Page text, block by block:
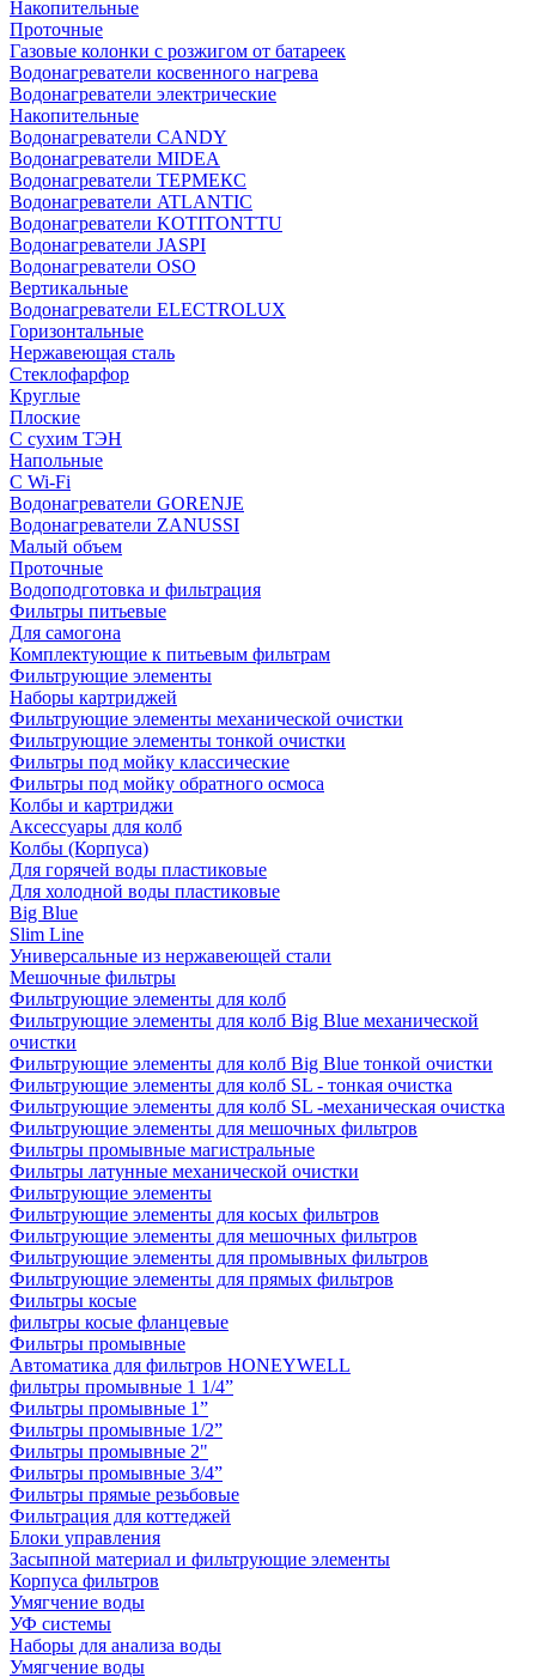
Накопительные
Проточные
Газовые колонки с розжигом от батареек
Водонагреватели косвенного нагрева
Водонагреватели электрические
Накопительные
Водонагреватели CANDY
Водонагреватели MIDEA
Водонагреватели ТЕРМЕКС
Водонагреватели ATLANTIC
Водонагреватели KOTITONTTU
Водонагреватели JASPI
Водонагреватели OSO
Вертикальные
Водонагреватели ELECTROLUX
Горизонтальные
Нержавеющая сталь
Стеклофарфор
Круглые
Плоские
С сухим ТЭН
Напольные
С Wi-Fi
Водонагреватели GORENJE
Водонагреватели ZANUSSI
Малый объем
Проточные
Водоподготовка и фильтрация
Фильтры питьевые
Для самогона
Комплектующие к питьевым фильтрам
Фильтрующие элементы
Наборы картриджей
Фильтрующие элементы механической очистки
Фильтрующие элементы тонкой очистки
Фильтры под мойку классические
Фильтры под мойку обратного осмоса
Колбы и картриджи
Аксессуары для колб
Колбы (Корпуса)
Для горячей воды пластиковые
Для холодной воды пластиковые
Big Blue
Slim Line
Универсальные из нержавеющей стали
Мешочные фильтры
Фильтрующие элементы для колб
Фильтрующие элементы для колб Big Blue механической
очистки
Фильтрующие элементы для колб Big Blue тонкой очистки
Фильтрующие элементы для колб SL - тонкая очистка
Фильтрующие элементы для колб SL -механическая очистка
Фильтрующие элементы для мешочных фильтров
Фильтры промывные магистральные
Фильтры латунные механической очистки
Фильтрующие элементы
Фильтрующие элементы для косых фильтров
Фильтрующие элементы для мешочных фильтров
Фильтрующие элементы для промывных фильтров
Фильтрующие элементы для прямых фильтров
Фильтры косые
фильтры косые фланцевые
Фильтры промывные
Автоматика для фильтров HONEYWELL
фильтры промывные 1 1/4”
Фильтры промывные 1”
Фильтры промывные 1/2”
Фильтры промывные 2"
Фильтры промывные 3/4”
Фильтры прямые резьбовые
Фильтрация для коттеджей
Блоки управления
Засыпной материал и фильтрующие элементы
Корпуса фильтров
Умягчение воды
УФ системы
Наборы для анализа воды
Умягчение воды